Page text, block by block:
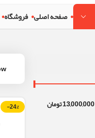
صفحه اصلی فروشگاه
13,000,000 تومان -24%